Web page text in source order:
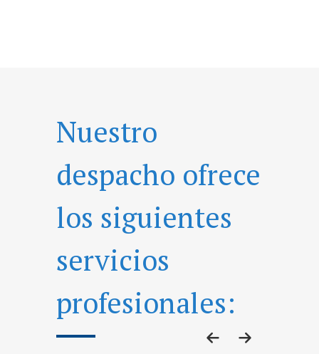
Nuestro
despacho ofrece
los siguientes
servicios
profesionales: